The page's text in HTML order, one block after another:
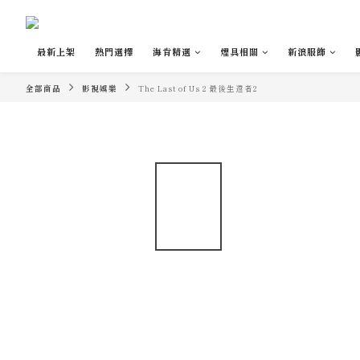
最新上架 熱門選擇 海肯精選 煙具相關 新浪服飾
全部商品 影視娛樂 The Last of Us 2 最後生還者2